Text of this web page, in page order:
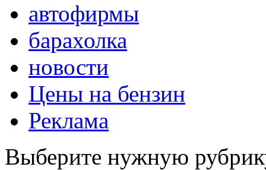
автофирмы
барахолка
новости
Цены на бензин
Реклама
Выберите нужную